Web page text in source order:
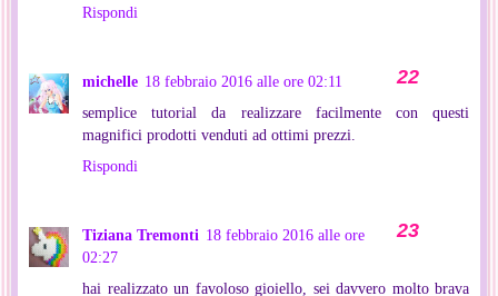
Rispondi
michelle 18 febbraio 2016 alle ore 02:11
semplice tutorial da realizzare facilmente con questi
magnifici prodotti venduti ad ottimi prezzi.
Rispondi
Tiziana Tremonti 18 febbraio 2016 alle ore
02:27
hai realizzato un favoloso gioiello, sei davvero molto brava